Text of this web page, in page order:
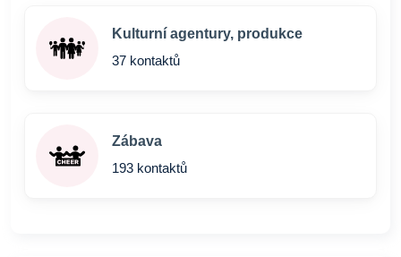
Kulturní agentury, produkce
37 kontaktů
Zábava
193 kontaktů